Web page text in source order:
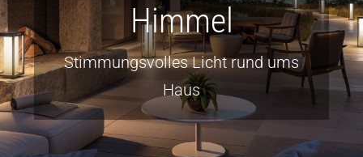
Ratgeber
Marken
Showroom
Jobs
Himmel
Stimmungsvolles Licht rund ums
Haus